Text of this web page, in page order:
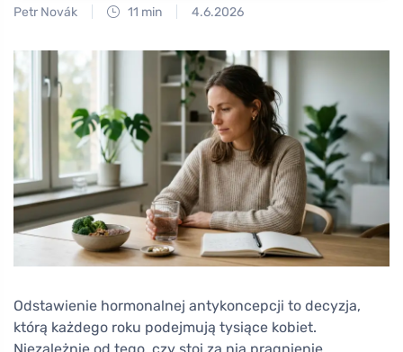
Petr Novák 11 min 4.6.2026
Odstawienie hormonalnej antykoncepcji to decyzja,
którą każdego roku podejmują tysiące kobiet.